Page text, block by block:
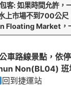
客: 如果時間允許，
上市場不到700公尺
Floating Market，
車路線景點 ，依
Non(BL04) 班
回到捷運站